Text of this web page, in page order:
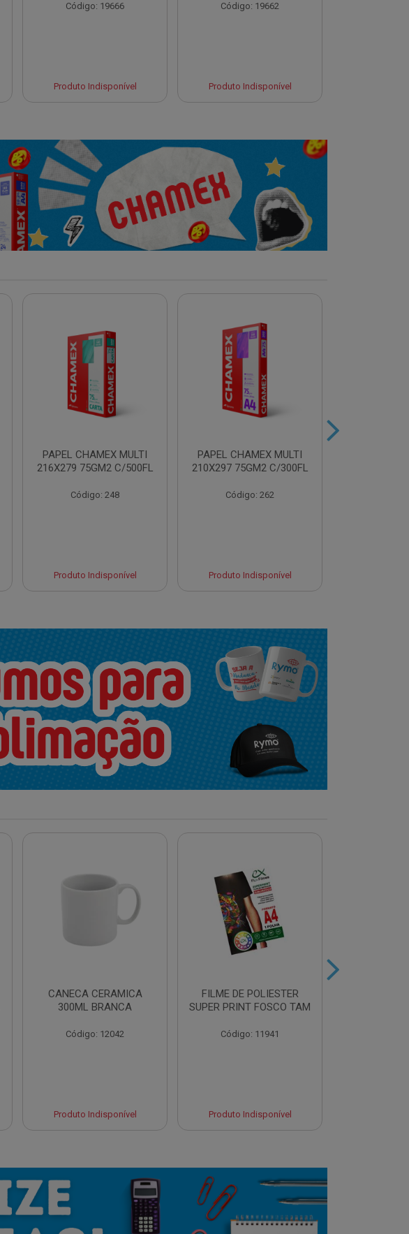
Código: 19666
Produto Indisponível
Código: 19662
Produto Indisponível
PAPEL CHAMEX MULTI
216X279 75GM2 C/500FL
Código: 248
Produto Indisponível
PAPEL CHAMEX MULTI
210X297 75GM2 C/300FL
Código: 262
Produto Indisponível
CANECA CERAMICA
300ML BRANCA
Código: 12042
Produto Indisponível
FILME DE POLIESTER
SUPER PRINT FOSCO TAM
Código: 11941
Produto Indisponível